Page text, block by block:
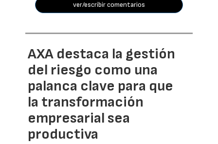
ver/escribir comentarios
AXA destaca la gestión
del riesgo como una
palanca clave para que
la transformación
empresarial sea
productiva